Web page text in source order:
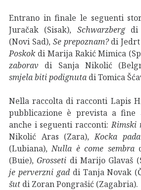
Entrano in finale le seguenti
Juračak (Sisak), Schwarzbergdi
(Novi Sad), Se prepoznam?di Jedrt
Poskokdi Marija Rakić Mimica
zaborav di Sanja Nikolić
smjela biti podignuta di Tomica
Nella raccolta di racconti Lapis
pubblicazione è prevista a fine
anche i seguenti racconti: Rimski
Nikolić Aras (Zara), Kocka pada
(Lubiana), Nulla è come sembra
(Buie),Grosseti di Marijo Glavaš
je perverzni gaddi Tanja Novak
šut di Zoran Pongrašić (Zagabria).